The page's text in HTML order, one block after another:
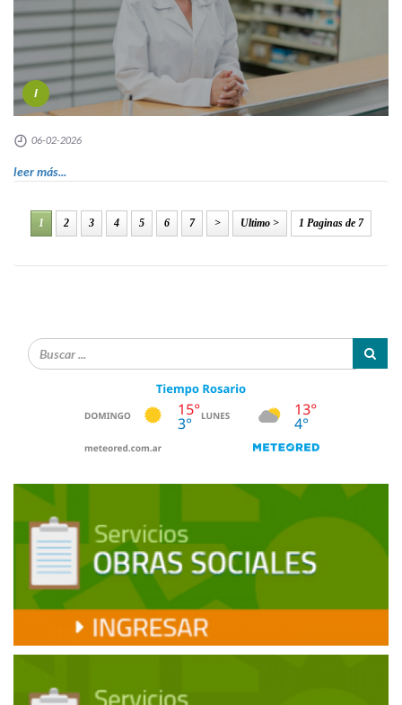
I
06-02-2026
leer más...
1 2 3 4 5 6 7 > Ultimo > 1 Paginas de 7